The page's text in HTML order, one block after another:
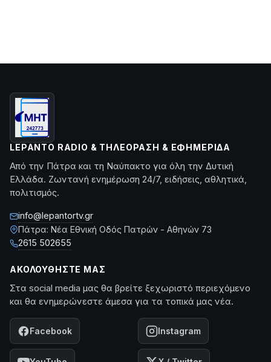
LEPANTO RADIO & ΤΗΛΕΌΡΑΣΗ & ΕΦΗΜΕΡΊΔΑ
Από την Πάτρα και τη Ναύπακτο για όλη την Δυτική
Ελλάδα. Ζωντανή ενημέρωση 24/7, ειδήσεις, αθλητικά,
πολιτισμός.
info@lepantortv.gr
Πάτρα: Νέα Εθνική Οδός Πατρών - Αθηνών 73
2615 502655
ΑΚΟΛΟΥΘΉΣΤΕ ΜΑΣ
Στα social media μας θα βρείτε ξεχωριστό περιεχόμενο
και θα ενημερώνεστε άμεσα για τα τοπικά μας νέα.
Facebook Instagram